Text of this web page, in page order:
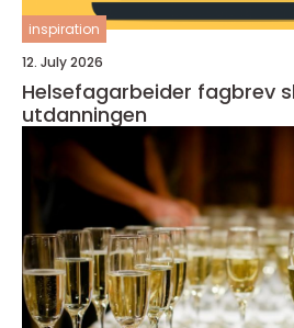
inspiration
12. July 2026
Helsefagarbeider fagbrev slik lykkes du med
utdanningen